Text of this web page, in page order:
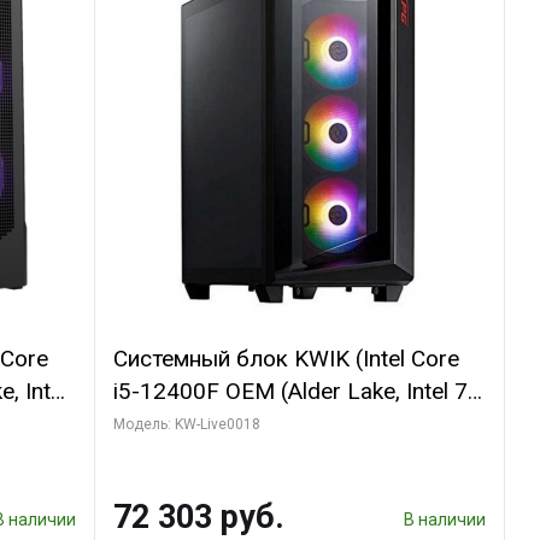
Intel
наличии
Системный блок KWIK (Intel Core
i5-12400F OEM (Alder Lake, Intel 7,
C6 0EC/6PC/T1/ 32 ГБ ОЗУ (2
960 ГБ SSD)
Модель: KW-Live0018
72 303 руб. В наличии